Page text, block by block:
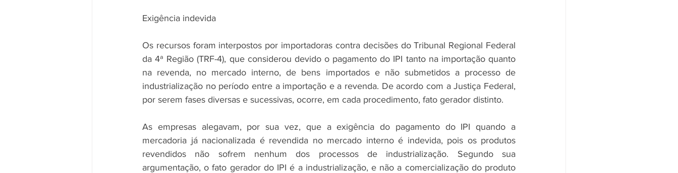
Exigência indevida
Os recursos foram interpostos por importadoras contra decisões do Tribunal Regional Federal
da 4ª Região (TRF-4), que considerou devido o pagamento do IPI tanto na importação quanto
na revenda, no mercado interno, de bens importados e não submetidos a processo de
industrialização no período entre a importação e a revenda. De acordo com a Justiça Federal,
por serem fases diversas e sucessivas, ocorre, em cada procedimento, fato gerador distinto.
As empresas alegavam, por sua vez, que a exigência do pagamento do IPI quando a
mercadoria já nacionalizada é revendida no mercado interno é indevida, pois os produtos
revendidos não sofrem nenhum dos processos de industrialização. Segundo sua
argumentação, o fato gerador do IPI é a industrialização, e não a comercialização do produto